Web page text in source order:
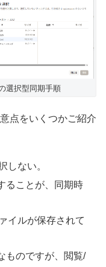
選択型同期手順
点をいくつかご紹介
しない。
ることが、同期時
イルが保存されて
ものですが、閲覧/